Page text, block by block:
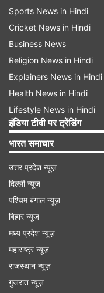
Sports News in Hindi
Cricket News in Hindi
Business News
Religion News in Hindi
Explainers News in Hindi
Health News in Hindi
Lifestyle News in Hindi
इंडिया टीवी पर ट्रेंडिंग
भारत समाचार
उत्तर प्रदेश न्यूज़
दिल्ली न्यूज़
पश्चिम बंगाल न्यूज़
बिहार न्यूज़
मध्य प्रदेश न्यूज़
महाराष्ट्र न्यूज़
राजस्थान न्यूज़
गुजरात न्यूज़